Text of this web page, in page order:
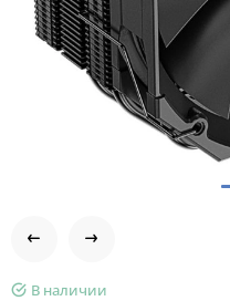
В наличии